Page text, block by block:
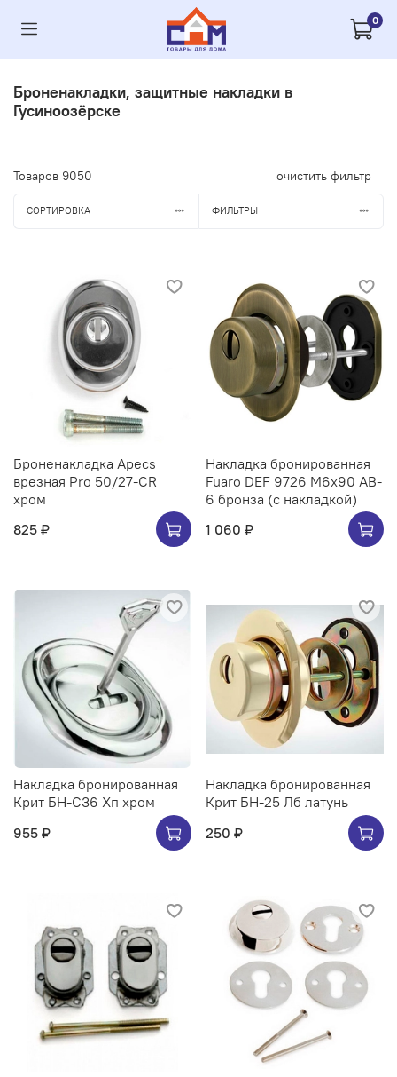
0
Броненакладки, защитные накладки в
Гусиноозёрске
Товаров 9050 очистить фильтр
СОРТИРОВКА ФИЛЬТРЫ
Броненакладка Apecs
врезная Pro 50/27-CR
хром
825 ₽
Накладка бронированная
Fuaro DEF 9726 M6x90 AB-
6 бронза (с накладкой)
1 060 ₽
Накладка бронированная
Крит БН-С36 Хп хром
955 ₽
Накладка бронированная
Крит БН-25 Лб латунь
250 ₽